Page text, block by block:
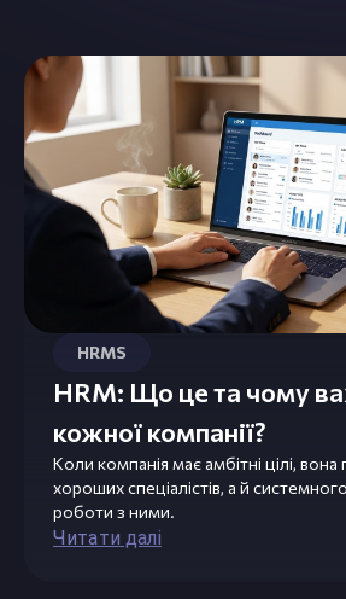
HRMS
HRM: Що це та чому
кожної компанії?
Коли компанія має амбітні цілі,
хороших спеціалістів, а й
роботи з ними.
Читати далі